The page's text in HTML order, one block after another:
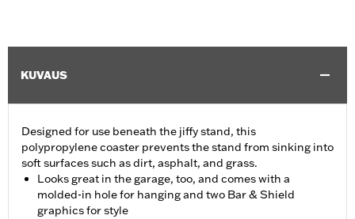
KUVAUS
Designed for use beneath the jiffy stand, this
polypropylene coaster prevents the stand from sinking into
soft surfaces such as dirt, asphalt, and grass.
Looks great in the garage, too, and comes with a
molded-in hole for hanging and two Bar & Shield
graphics for style